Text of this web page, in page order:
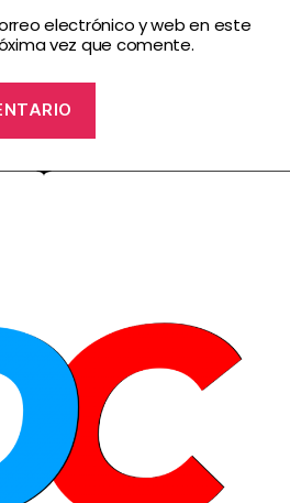
electrónico y web en este
vez que comente.